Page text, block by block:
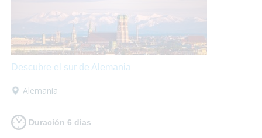
Descubre el sur de Alemania
Alemania
Duración 6 dias